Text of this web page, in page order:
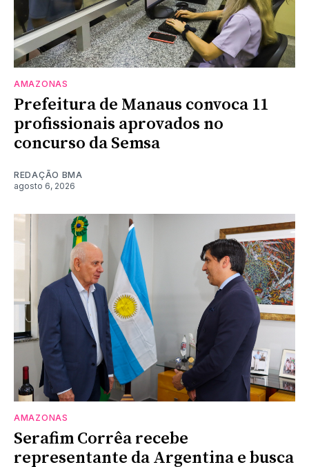
AMAZONAS
Prefeitura de Manaus convoca 11
profissionais aprovados no
concurso da Semsa
REDAÇÃO BMA
agosto 6, 2026
AMAZONAS
Serafim Corrêa recebe
representante da Argentina e busca